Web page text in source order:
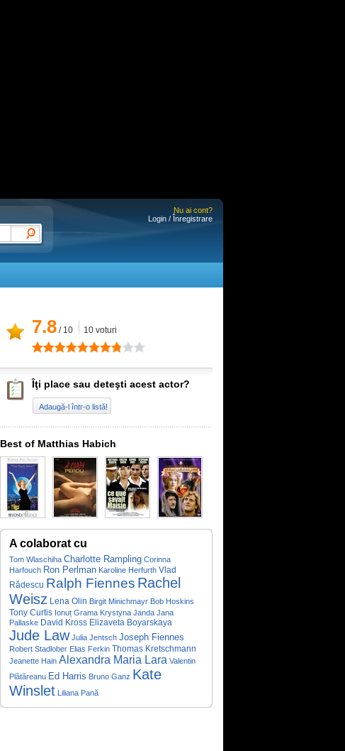
Nu ai cont?
Login / Înregistrare
7.8 / 10 10 voturi
Îţi place sau deteşti acest actor?
Adaugă-l într-o listă!
Best of Matthias Habich
A colaborat cu
Tom Wlaschiha Charlotte Rampling Corinna
Harfouch Ron Perlman Karoline Herfurth Vlad
Rădescu Ralph Fiennes Rachel
Weisz Lena Olin Birgit Minichmayr Bob Hoskins
Tony Curtis Ionuț Grama Krystyna Janda Jana
Pallaske David Kross Elizaveta Boyarskaya
Jude Law Julia Jentsch Joseph Fiennes
Robert Stadlober Elias Ferkin Thomas Kretschmann
Jeanette Hain Alexandra Maria Lara Valentin
Plătăreanu Ed Harris Bruno Ganz Kate
Winslet Liliana Pană